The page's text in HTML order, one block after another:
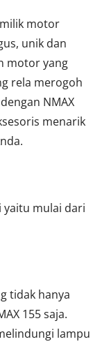
motor
unik dan
motor yang
rela merogoh
NMAX
menarik
yaitu mulai dari
tidak hanya
155 saja.
lampu